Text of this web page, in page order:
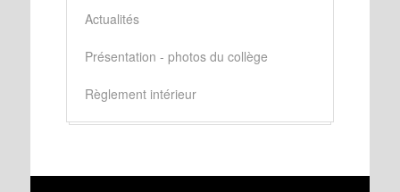
Actualités
Présentation - photos du collège
Règlement intérieur